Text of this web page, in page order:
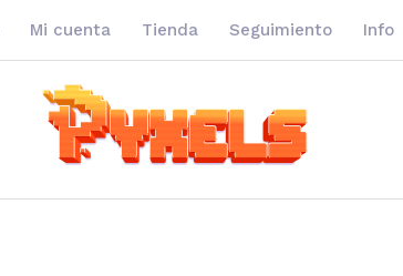
Mi cuenta Tienda Seguimiento Info